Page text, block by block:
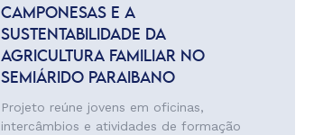
CAMPONESAS E A
SUSTENTABILIDADE DA
AGRICULTURA FAMILIAR NO
SEMIÁRIDO PARAIBANO
Projeto reúne jovens em oficinas,
intercâmbios e atividades de formação